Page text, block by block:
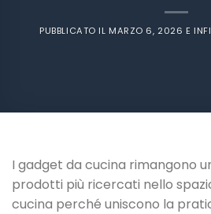
PUBBLICATO IL MARZO 6, 2026 E
I gadget da cucina rimangono
prodotti più ricercati nello
cucina perché uniscono la